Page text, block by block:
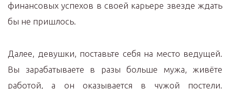
финансовых успехов в своей карьере звезде ждать
бы не пришлось.
Далее, девушки, поставьте себя на место ведущей.
Вы зарабатываете в разы больше мужа, живёте
работой, а он оказывается в чужой постели.